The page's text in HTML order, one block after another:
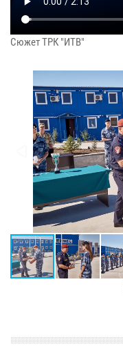
Сюжет ТРК "ИТВ"